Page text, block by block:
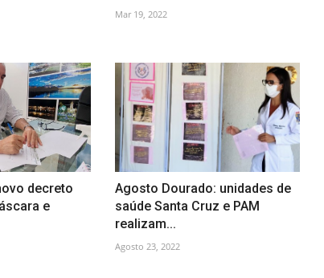
Mar 19, 2022
decreto
e
Agosto Dourado: unidades de
saúde Santa Cruz e PAM
realizam...
Agosto 23, 2022